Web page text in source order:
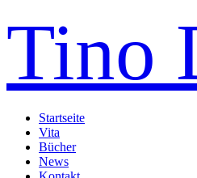
Tino
Startseite
Vita
Bücher
News